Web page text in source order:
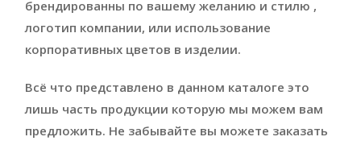
брендированны по вашему желанию и стилю ,
логотип компании, или использование
корпоративных цветов в изделии.
Всё что представлено в данном каталоге это
лишь часть продукции которую мы можем вам
предложить. Не забывайте вы можете заказать